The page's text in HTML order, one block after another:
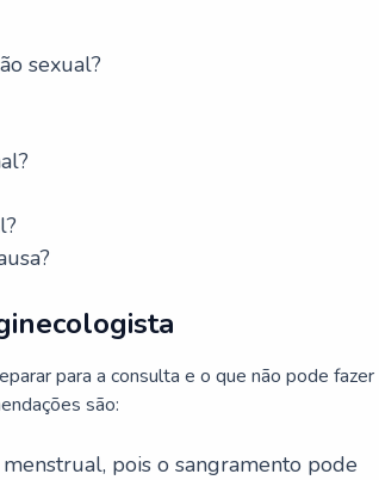
sexual?
para a consulta e o que não pode fazer
são:
pois o sangramento pode